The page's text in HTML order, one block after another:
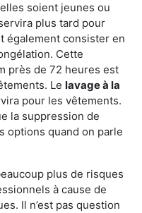
soient jeunes ou
plus tard pour
également consister en
Cette
près de 72 heures est
Le lavage à la
pour les vêtements.
la suppression de
options quand on parle
plus de risques
à cause de
Il n’est pas question